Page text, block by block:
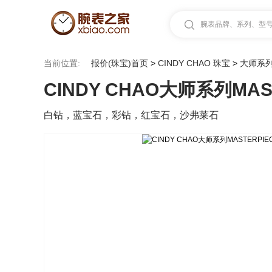
腕表品牌、系列、型
当前位置: 报价(珠宝)首页 > CINDY CHAO 珠宝 > 大师系
CINDY CHAO大师系列
白钻，蓝宝石，彩钻，红宝石，沙弗莱石